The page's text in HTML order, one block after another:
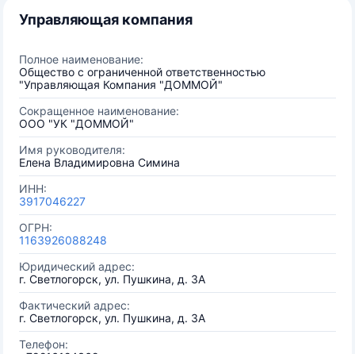
Управляющая компания
Полное наименование:
Общество с ограниченной ответственностью
"Управляющая Компания "ДОММОЙ"
Сокращенное наименование:
ООО "УК "ДОММОЙ"
Имя руководителя:
Елена Владимировна Симина
ИНН:
3917046227
ОГРН:
1163926088248
Юридический адрес:
г. Светлогорск, ул. Пушкина, д. 3А
Фактический адрес:
г. Светлогорск, ул. Пушкина, д. 3А
Телефон: